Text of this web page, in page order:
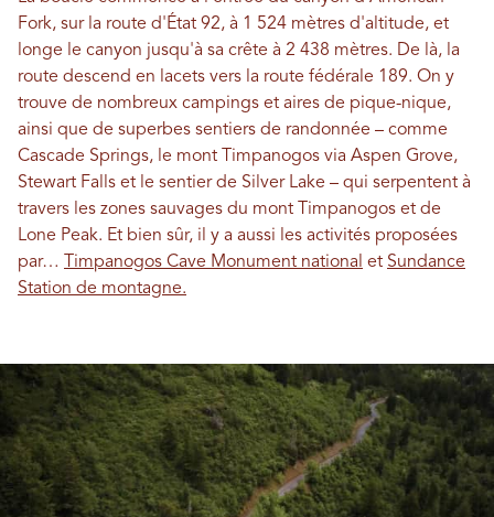
Fork, sur la route d'État 92, à 1 524 mètres d'altitude, et
longe le canyon jusqu'à sa crête à 2 438 mètres. De là, la
route descend en lacets vers la route fédérale 189. On y
trouve de nombreux campings et aires de pique-nique,
ainsi que de superbes sentiers de randonnée – comme
Cascade Springs, le mont Timpanogos via Aspen Grove,
Stewart Falls et le sentier de Silver Lake – qui serpentent à
travers les zones sauvages du mont Timpanogos et de
Lone Peak. Et bien sûr, il y a aussi les activités proposées
par…
Timpanogos Cave Monument national et Sundance
Station de montagne.